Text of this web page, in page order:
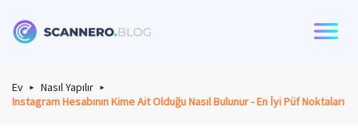
Ev
Nasıl Yapılır
Instagram Hesabının Kime Ait Olduğu Nasıl Bulunur - En İyi Püf Noktaları